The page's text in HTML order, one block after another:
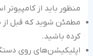
منظور باید از کامپیوتر
کرده باشید.
اپلیکیشن‌های روی